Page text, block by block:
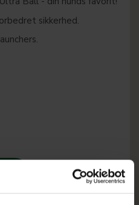
sikkerhed.